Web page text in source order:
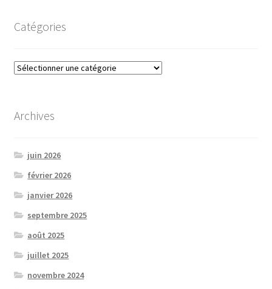
Catégories
Catégories
Archives
juin 2026
février 2026
janvier 2026
septembre 2025
août 2025
juillet 2025
novembre 2024